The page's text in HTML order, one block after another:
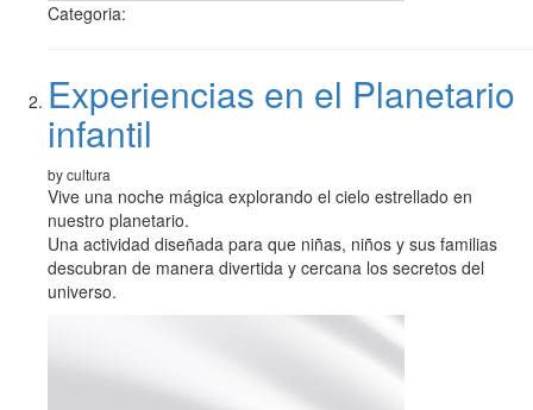
Categoria:
Experiencias en el Planetario
infantil
by cultura
Vive una noche mágica explorando el cielo estrellado en
nuestro planetario.
Una actividad diseñada para que niñas, niños y sus familias
descubran de manera divertida y cercana los secretos del
universo.